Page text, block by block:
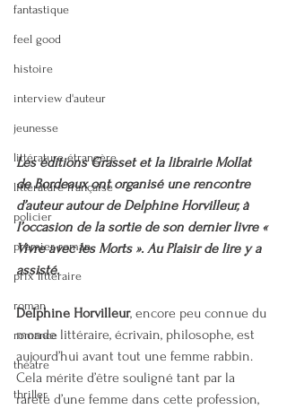
fantastique
feel good
histoire
interview d'auteur
jeunesse
littérature étrangère
littérature française
policier
premier roman
prix littéraire
roman
romance
théatre
thriller
Les éditions Grasset et la librairie Mollat
de Bordeaux ont organisé une rencontre
d’auteur autour de Delphine Horvilleur, à
l’occasion de la sortie de son dernier livre «
Vivre avec les Morts ». Au Plaisir de lire y a
assisté.
Delphine Horvilleur, encore peu connue du
monde littéraire, écrivain, philosophe, est
aujourd’hui avant tout une femme rabbin.
Cela mérite d’être souligné tant par la
rareté d’une femme dans cette profession,